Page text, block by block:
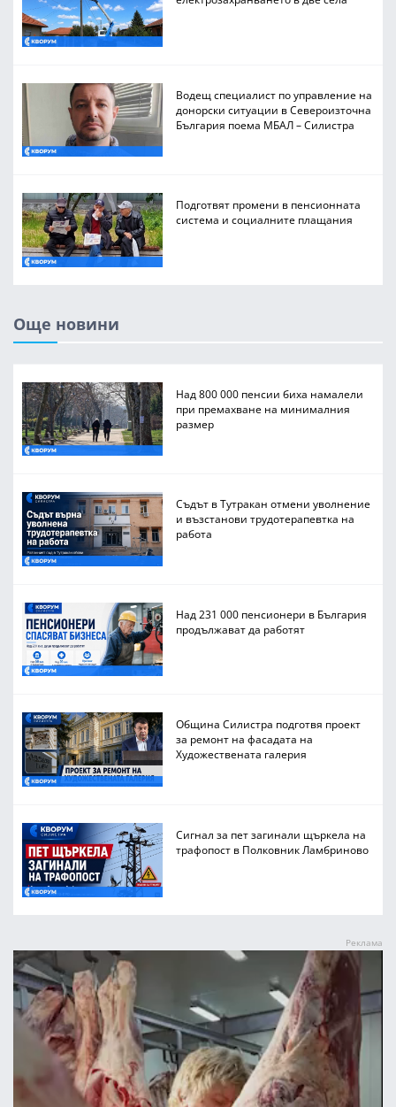
Водещ специалист по управление на
донорски ситуации в Североизточна
България поема МБАЛ – Силистра
Подготвят промени в пенсионната
система и социалните плащания
Още новини
Над 800 000 пенсии биха намалели
при премахване на минималния
размер
Съдът в Тутракан отмени уволнение
и възстанови трудотерапевтка на
работа
Над 231 000 пенсионери в България
продължават да работят
Община Силистра подготвя проект
за ремонт на фасадата на
Художествената галерия
Сигнал за пет загинали щъркела на
трафопост в Полковник Ламбриново